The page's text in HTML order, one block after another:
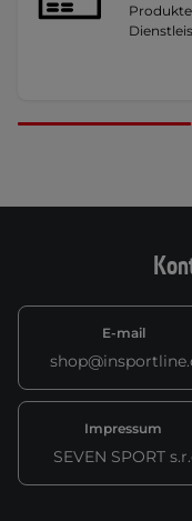
E-mail
Impressum
SEVEN SPORT